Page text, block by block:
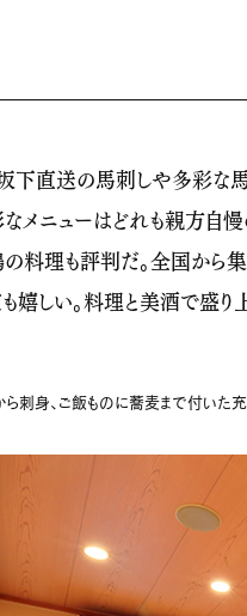
直送の馬刺しや多彩な馬
なメニューはどれも親方
料理も評判だ。全国から
しい。料理と美酒で盛り
刺身、ご飯ものに蕎麦まで付いた